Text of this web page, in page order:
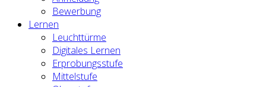
Bewerbung
Lernen
Leuchttürme
Digitales Lernen
Erprobungsstufe
Mittelstufe